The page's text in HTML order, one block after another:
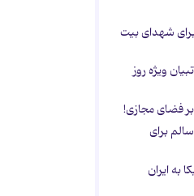
برای شهدای بیت
ویژه روز
فضای مجازی!
برای
به ایران